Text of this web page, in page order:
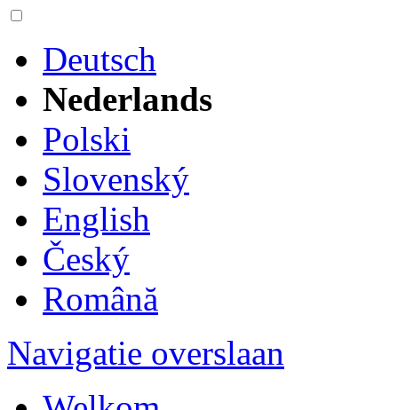
Deutsch
Nederlands
Polski
Slovenský
English
Český
Română
Navigatie overslaan